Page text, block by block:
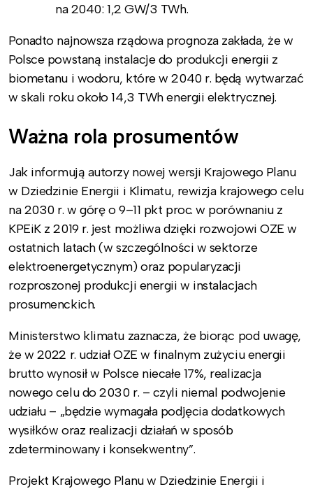
na 2040: 1,2 GW/3 TWh.
Ponadto najnowsza rządowa prognoza zakłada, że w
Polsce powstaną instalacje do produkcji energii z
biometanu i wodoru, które w 2040 r. będą wytwarzać
w skali roku około 14,3 TWh energii elektrycznej.
Ważna rola prosumentów
Jak informują autorzy nowej wersji Krajowego Planu
w Dziedzinie Energii i Klimatu, rewizja krajowego celu
na 2030 r. w górę o 9–11 pkt proc. w porównaniu z
KPEiK z 2019 r. jest możliwa dzięki rozwojowi OZE w
ostatnich latach (w szczególności w sektorze
elektroenergetycznym) oraz popularyzacji
rozproszonej produkcji energii w instalacjach
prosumenckich.
Ministerstwo klimatu zaznacza, że biorąc pod uwagę,
że w 2022 r. udział OZE w finalnym zużyciu energii
brutto wynosił w Polsce niecałe 17%, realizacja
nowego celu do 2030 r. – czyli niemal podwojenie
udziału – „będzie wymagała podjęcia dodatkowych
wysiłków oraz realizacji działań w sposób
zdeterminowany i konsekwentny”.
Projekt Krajowego Planu w Dziedzinie Energii i